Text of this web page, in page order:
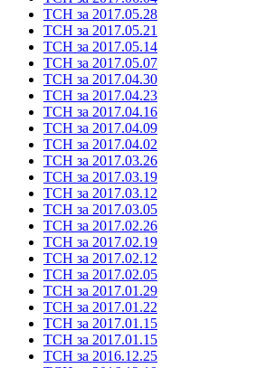
ТСН за 2017.05.28
ТСН за 2017.05.21
ТСН за 2017.05.14
ТСН за 2017.05.07
ТСН за 2017.04.30
ТСН за 2017.04.23
ТСН за 2017.04.16
ТСН за 2017.04.09
ТСН за 2017.04.02
ТСН за 2017.03.26
ТСН за 2017.03.19
ТСН за 2017.03.12
ТСН за 2017.03.05
ТСН за 2017.02.26
ТСН за 2017.02.19
ТСН за 2017.02.12
ТСН за 2017.02.05
ТСН за 2017.01.29
ТСН за 2017.01.22
ТСН за 2017.01.15
ТСН за 2017.01.15
ТСН за 2016.12.25